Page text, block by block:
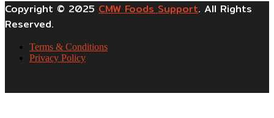
Copyright © 2025 CMW Foods Support. All Rights
Reserved.
Terms & Conditions
Privacy Policy